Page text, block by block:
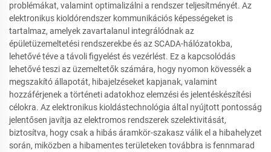
problémákat, valamint optimalizálni a rendszer teljesítményét. Az
elektronikus kioldórendszer kommunikációs képességeket is
tartalmaz, amelyek zavartalanul integrálódnak az
épületüzemeltetési rendszerekbe és az SCADA-hálózatokba,
lehetővé téve a távoli figyelést és vezérlést. Ez a kapcsolódás
lehetővé teszi az üzemeltetők számára, hogy nyomon kövessék a
megszakító állapotát, hibajelzéseket kapjanak, valamint
hozzáférjenek a történeti adatokhoz elemzési és jelentéskészítési
célokra. Az elektronikus kioldástechnológia által nyújtott pontosság
jelentősen javítja az elektromos rendszerek szelektivitását,
biztosítva, hogy csak a hibás áramkör-szakasz válik el a hibahelyzet
során, miközben a hibamentes területeken továbbra is fennmarad